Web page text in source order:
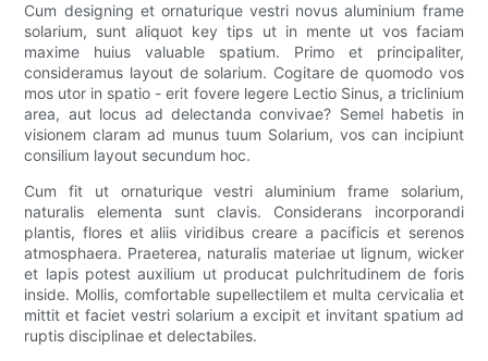
Cum designing et ornaturique vestri novus aluminium frame
solarium, sunt aliquot key tips ut in mente ut vos faciam
maxime huius valuable spatium. Primo et principaliter,
consideramus layout de solarium. Cogitare de quomodo vos
mos utor in spatio - erit fovere legere Lectio Sinus, a triclinium
area, aut locus ad delectanda convivae? Semel habetis in
visionem claram ad munus tuum Solarium, vos can incipiunt
consilium layout secundum hoc.
Cum fit ut ornaturique vestri aluminium frame solarium,
naturalis elementa sunt clavis. Considerans incorporandi
plantis, flores et aliis viridibus creare a pacificis et serenos
atmosphaera. Praeterea, naturalis materiae ut lignum, wicker
et lapis potest auxilium ut producat pulchritudinem de foris
inside. Mollis, comfortable supellectilem et multa cervicalia et
mittit et faciet vestri solarium a excipit et invitant spatium ad
ruptis disciplinae et delectabiles.